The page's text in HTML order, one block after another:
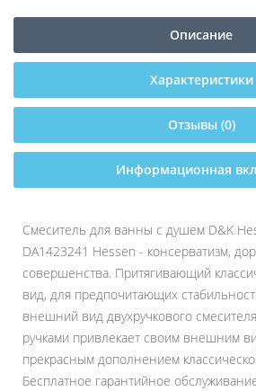
Описание
Характеристики
Отзывы (0)
Информационная
Смеситель для ванны с душем D&K
DA1423241 Hessen - консерватизм,
совершенства. Притягивающий
вид, для предпочитающих
внешний вид двухручкового
ручками привлекает своим внешним
прекрасным дополнением
Бесплатное гарантийное